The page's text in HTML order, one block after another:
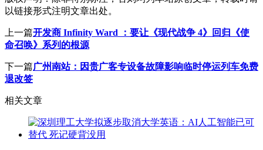
以链接形式注明文章出处。
上一篇开发商 Infinity Ward ：要让《现代战争 4》回归《使
命召唤》系列的根源
下一篇广州南站：因贵广客专设备故障影响临时停运列车免费
退改签
相关文章